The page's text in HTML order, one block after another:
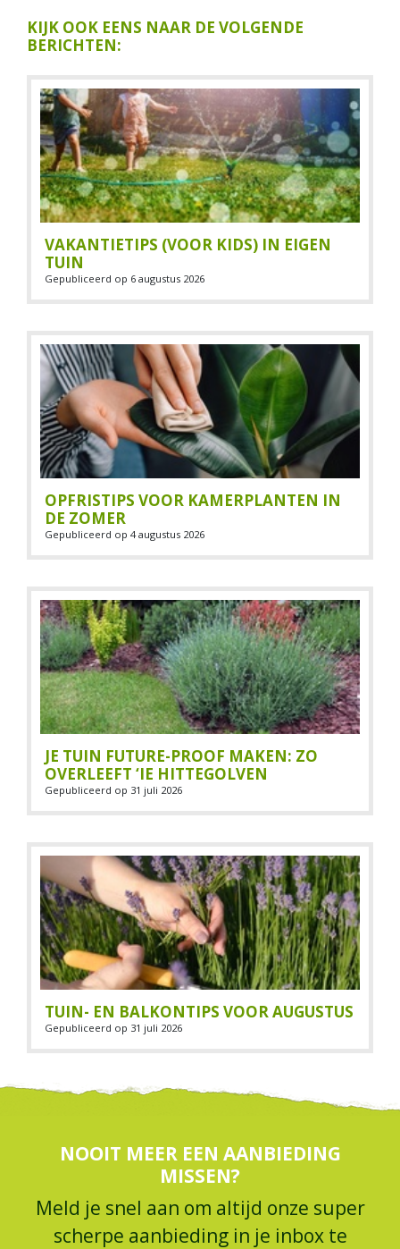
KIJK OOK EENS NAAR DE VOLGENDE
BERICHTEN:
VAKANTIETIPS (VOOR KIDS) IN EIGEN
TUIN
Gepubliceerd op 6 augustus 2026
OPFRISTIPS VOOR KAMERPLANTEN IN
DE ZOMER
Gepubliceerd op 4 augustus 2026
JE TUIN FUTURE-PROOF MAKEN: ZO
OVERLEEFT ‘IE HITTEGOLVEN
Gepubliceerd op 31 juli 2026
TUIN- EN BALKONTIPS VOOR AUGUSTUS
Gepubliceerd op 31 juli 2026
NOOIT MEER EEN AANBIEDING
MISSEN?
Meld je snel aan om altijd onze super
scherpe aanbieding in je inbox te